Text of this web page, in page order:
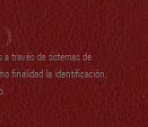
a través de sistemas de
finalidad la identificación,